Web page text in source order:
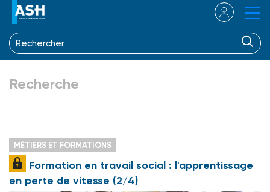
Recherche
MÉTIERS ET FORMATIONS
Formation en travail social : l'apprentissage
en perte de vitesse (2/4)